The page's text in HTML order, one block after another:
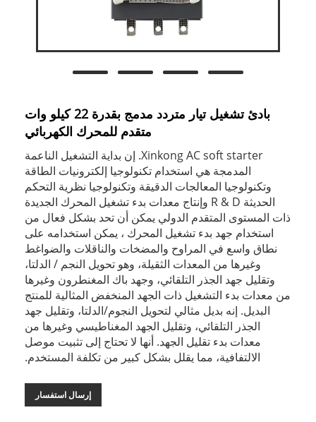
بادئ تشغيل تيار متردد مدمج بقدرة 22 كيلو وات
متقدم للمحرك الكهربائي
Xinkong AC soft starter. إن بداية التشغيل الناعمة
المدمجة هي استخدام تكنولوجيا إلكترونيات الطاقة
وتكنولوجيا المعالجات الدقيقة وتكنولوجيا نظرية التحكم
الحديثة R & D وإنتاج معدات بدء تشغيل المحرك الجديدة
ذات المستوى المتقدم الدولي يمكن أن تحد بشكل فعال من
استخدام جهد بدء تشغيل المحرك ، يمكن استخدامه على
نطاق واسع في المراوح والمضخات والناقلات والضواغط
وغيرها من المعدات الثقيلة، وهو تحويل النجم / الدلتا،
وتقليل جهد الجذر التلقائي، وجهد باك المغنطرون وغيرها
من معدات بدء التشغيل ذات الجهد المنخفض المثالية للمنتج
البديل. إنه بديل مثالي لتحويل النجوم/الدلتا، وتقليل جهد
الجذر التلقائي، وتقليل الجهد المغناطيسي وغيرها من
معدات بدء تقليل الجهد. أنها لا تحتاج إلى تثبيت موصل
الالتفافية، مما يقلل بشكل كبير من تكلفة المستخدم.
إرسال استفسار